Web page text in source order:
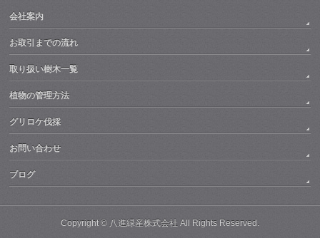
会社案内
お取引までの流れ
取り扱い樹木一覧
植物の管理方法
グリロケ伐採
お問い合わせ
ブログ
Copyright © 八進緑産株式会社 All Rights Reserved.